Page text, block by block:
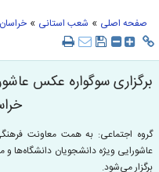
صفحه اصلی » شعب استانی »
برگزاری سوگواره عکس
گروه اجتماعی: به همت معاونت
عاشورایی ویژه دانشجویان دانشگاه‌ها
برگزار می‌شود.